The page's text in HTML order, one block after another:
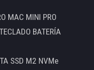
MAC MINI PRO
BATERÍA
SSD M2 NVMe